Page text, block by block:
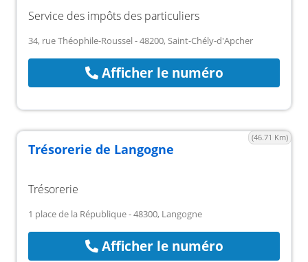
Service des impôts des particuliers
34, rue Théophile-Roussel - 48200, Saint-Chély-d'Apcher
Afficher le numéro
(46.71 Km)
Trésorerie de Langogne
Trésorerie
1 place de la République - 48300, Langogne
Afficher le numéro